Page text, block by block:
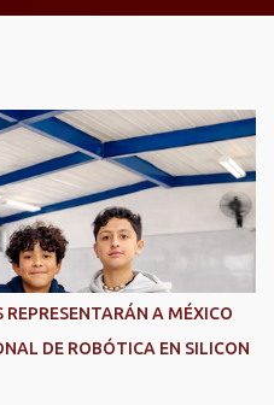
A MÉXICO
DE ROBÓTICA EN SILICON